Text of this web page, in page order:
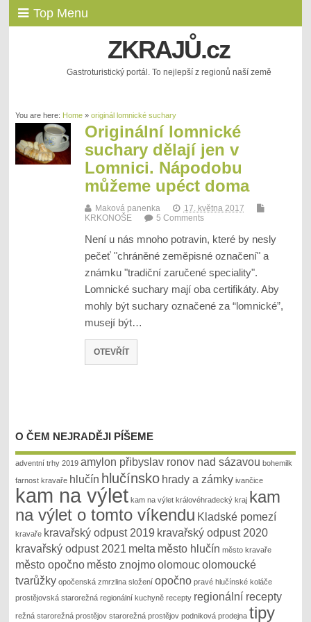
Top Menu
ZKRAJŮ.cz
Gastroturistický portál. To nejlepší z regionů naší země
You are here: Home» originál lomnické suchary
Originální lomnické
suchary dělají jen v
Lomnici. Nápodobu
můžeme upéct doma
Maková panenka
17. května 2017
KRKONOŠE
5 Comments
Není u nás mnoho potravin, které by nesly
pečeť "chráněné zeměpisné označení" a
známku "tradiční zaručené speciality".
Lomnické suchary mají oba certifikáty. Aby
mohly být suchary označené za “lomnické”,
musejí být…
OTEVŘÍT
O ČEM NEJRADĚJI PÍŠEME
adventní trhy 2019 amylon přibyslav ronov nad sázavou bohemilk
farnost kravaře hlučín hlučínsko hrady a zámky ivančice
kam na výlet kam na výlet královéhradecký kraj kam
na výlet o tomto víkendu Kladské pomezí
kravaře kravařský odpust 2019 kravařský odpust 2020
kravařský odpust 2021 melta město hlučín město kravaře
město opočno město znojmoolomoucolomoucké
tvarůžky opočenská zmrzlina složení opočno pravé hlučínské koláče
prostějovská starorežná regionální kuchyně recepty regionální recepty
režná starorežná prostějov starorežná prostějov podniková prodejna tipy